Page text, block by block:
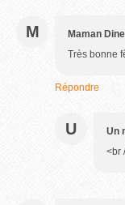
M Maman Dine
Très bonne
Répondre
U Un
<br